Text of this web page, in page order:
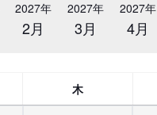
2027年
2月
2027年
3月
2027年
4月
木